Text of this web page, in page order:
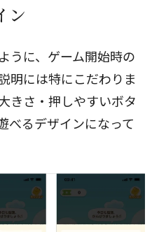
ン
うに、ゲーム開始時の
明には特にこだわりま
きさ・押しやすいボタ
べるデザインになって